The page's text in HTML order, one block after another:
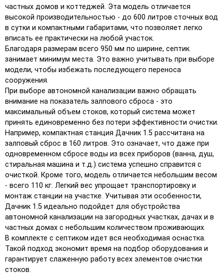
частных домов и коттеджей. Эта модель отличается
высокой производительностью - до 600 литров сточных вод
в сутки и компактными габаритами, что позволяет легко
вписать ее практически на любой участок.
Благодаря размерам всего 950 мм по ширине, септик
занимает минимум места. Это важно учитывать при выборе
модели, чтобы избежать последующего переноса
сооружения.
При выборе автономной канализации важно обращать
внимание на показатель залпового сброса - это
максимальный объем стоков, который система может
принять единовременно без потери эффективности очистки.
Например, компактная станция Дачник 1.5 рассчитана на
залповый сброс в 160 литров. Это означает, что даже при
одновременном сбросе воды из всех приборов (ванна, душ,
стиральная машина и т.д.) система успешно справится с
очисткой. Кроме того, модель отличается небольшим весом
- всего 110 кг. Легкий вес упрощает транспортировку и
монтаж станции на участке. Учитывая эти особенности,
Дачник 1.5 идеально подойдет для обустройства
автономной канализации на загородных участках, дачах и в
частных домах с небольшим количеством проживающих.
В комплекте с септиком идет вся необходимая оснастка.
Такой подход экономит время на подбор оборудования и
гарантирует слаженную работу всех элементов очистки
стоков.